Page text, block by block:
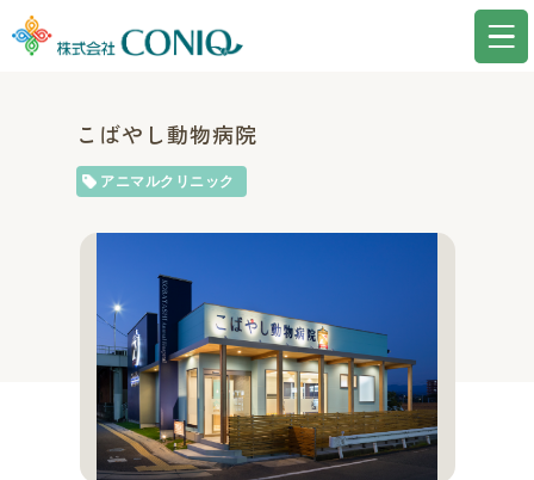
こばやし動物病院
アニマルクリニック